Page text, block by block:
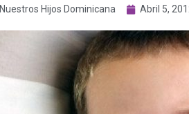
Nuestros Hijos Dominicana Abril 5,